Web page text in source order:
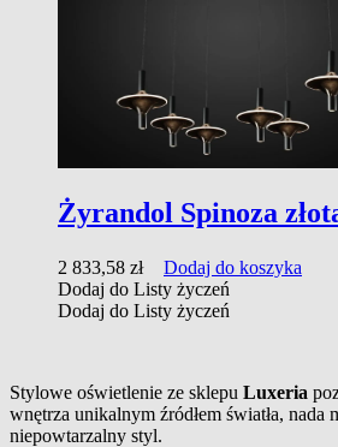
Żyrandol Spinoza
2 833,58 zł
Dodaj do koszyka
Dodaj do Listy życzeń
Dodaj do Listy życzeń
Stylowe oświetlenie ze sklepu Luxeria
wnętrza unikalnym źródłem światła, nada
niepowtarzalny styl.